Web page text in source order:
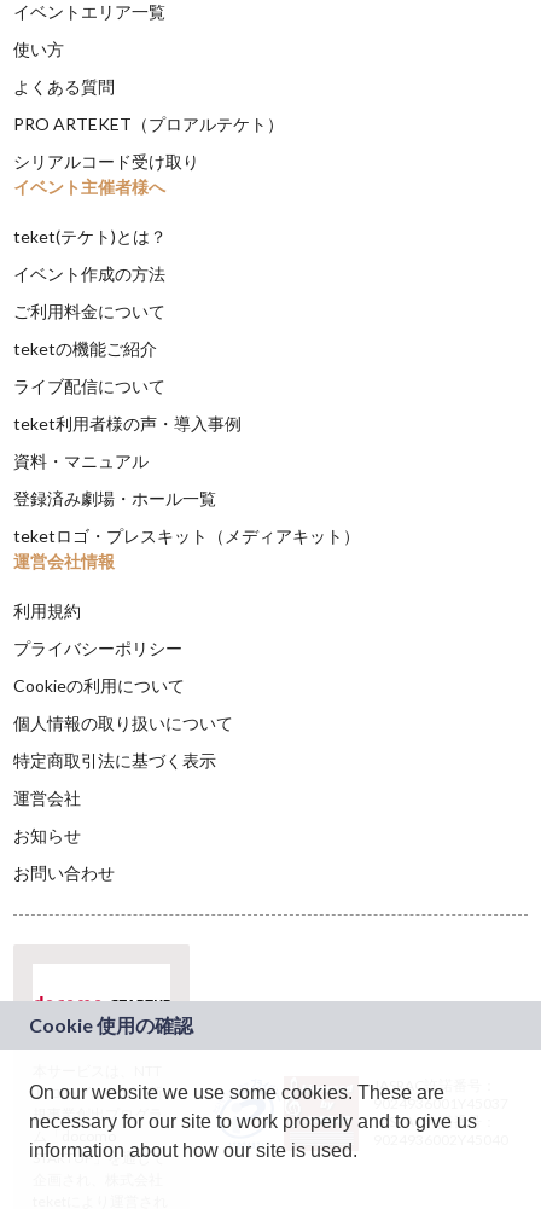
イベントエリア一覧
使い方
よくある質問
PRO ARTEKET（プロアルテケト）
シリアルコード受け取り
イベント主催者様へ
teket(テケト)とは？
イベント作成の方法
ご利用料金について
teketの機能ご紹介
ライブ配信について
teket利用者様の声・導入事例
資料・マニュアル
登録済み劇場・ホール一覧
teketロゴ・プレスキット（メディアキット）
運営会社情報
利用規約
プライバシーポリシー
Cookieの利用について
個人情報の取り扱いについて
特定商取引法に基づく表示
運営会社
お知らせ
お問い合わせ
ドコモグループの新
規事業創出プログラ
ム「docomo
STARTUP」を通じて
JASRAC許諾番号：
9024936001Y45037
JASRAC許諾番号：
On our website we use some cookies. These are
necessary for our site to work properly and to give us
information about how our site is used.